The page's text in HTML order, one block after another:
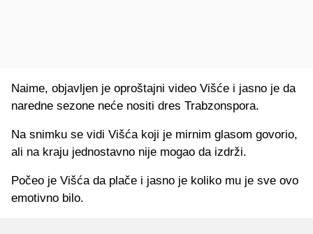
Naime, objavljen je oproštajni video Višće i jasno je da
naredne sezone neće nositi dres Trabzonspora.
Na snimku se vidi Višća koji je mirnim glasom govorio,
ali na kraju jednostavno nije mogao da izdrži.
Počeo je Višća da plače i jasno je koliko mu je sve ovo
emotivno bilo.